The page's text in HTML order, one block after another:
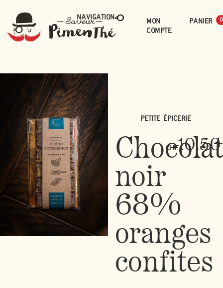
Navigation
Mon
compte
0
0
Petite épicerie
noir
68%
oranges
confites
CHF10.50